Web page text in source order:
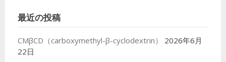
ブ
最近の投稿
CMβCD（carboxymethyl-β-cyclodextrin）
2026年6月
22日